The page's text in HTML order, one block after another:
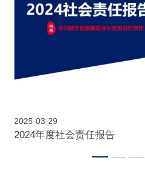
2025-03-29
2024年度社会责任报告